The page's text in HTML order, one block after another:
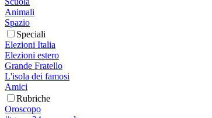
Animali
Spazio
Speciali
Elezioni Italia
Elezioni estero
Grande Fratello
L'isola dei famosi
Amici
Rubriche
Oroscopo